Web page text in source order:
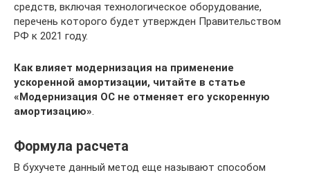
средств, включая технологическое оборудование,
перечень которого будет утвержден Правительством
РФ к 2021 году.
Как влияет модернизация на применение
ускоренной амортизации, читайте в статье
«Модернизация ОС не отменяет его ускоренную
амортизацию».
Формула расчета
В бухучете данный метод еще называют способом